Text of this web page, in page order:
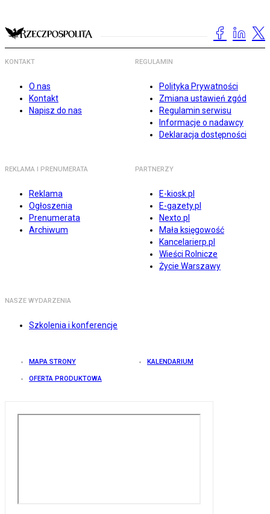
KONTAKT
O nas
Kontakt
Napisz do nas
REGULAMIN
Polityka Prywatności
Zmiana ustawień zgód
Regulamin serwisu
Informacje o nadawcy
Deklaracja dostępności
REKLAMA I PRENUMERATA
Reklama
Ogłoszenia
Prenumerata
Archiwum
PARTNERZY
E-kiosk.pl
E-gazety.pl
Nexto.pl
Mała księgowość
Kancelarierp.pl
Wieści Rolnicze
Życie Warszawy
NASZE WYDARZENIA
Szkolenia i konferencje
MAPA STRONY KALENDARIUM
OFERTA PRODUKTOWA